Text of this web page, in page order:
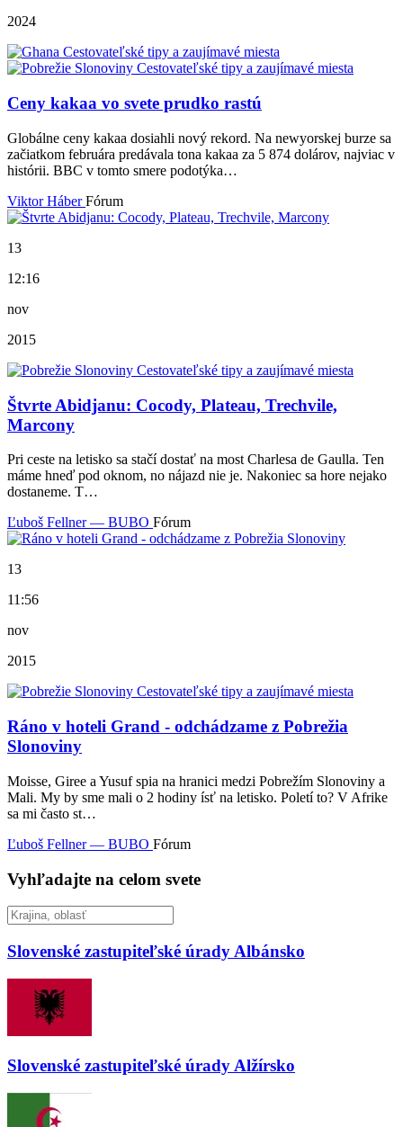
2024
Ceny kakaa vo svete prudko rastú
Globálne ceny kakaa dosiahli nový rekord. Na newyorskej burze sa
začiatkom februára predávala tona kakaa za 5 874 dolárov, najviac v
histórii. BBC v tomto smere podotýka…
Viktor HáberFórum
13
12:16
nov
2015
Štvrte Abidjanu: Cocody, Plateau, Trechvile,
Marcony
Pri ceste na letisko sa stačí dostať na most Charlesa de Gaulla. Ten
máme hneď pod oknom, no nájazd nie je. Nakoniec sa hore nejako
dostaneme. T…
Ľuboš Fellner — BUBO Fórum
13
11:56
nov
2015
Ráno v hoteli Grand - odchádzame z Pobrežia
Slonoviny
Moisse, Giree a Yusuf spia na hranici medzi Pobrežím Slonoviny a
Mali. My by sme mali o 2 hodiny ísť na letisko. Poletí to? V Afrike
sa mi často st…
Ľuboš Fellner — BUBO Fórum
Vyhľadajte na celom svete
Slovenské zastupiteľské úrady Albánsko
Slovenské zastupiteľské úradyAlžírsko